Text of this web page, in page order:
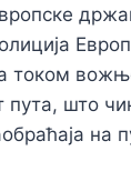
током
што
на